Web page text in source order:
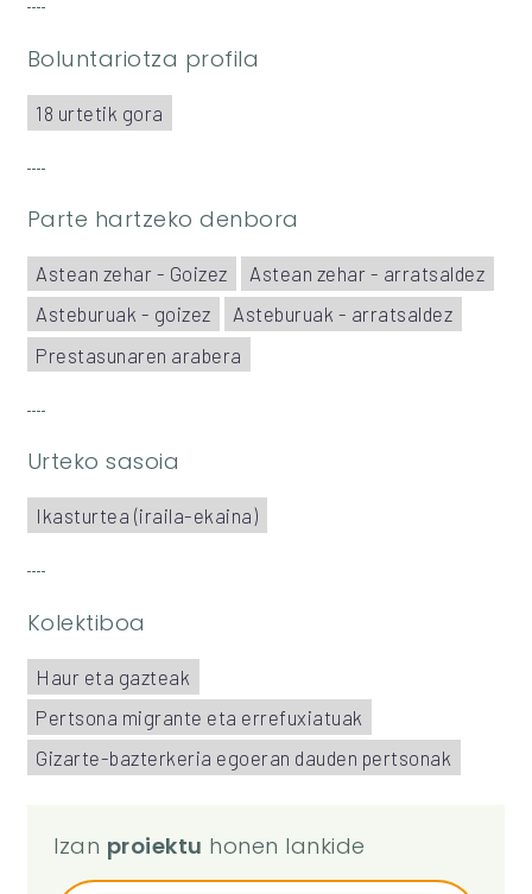
Boluntariotza profila
18 urtetik gora
Parte hartzeko denbora
Astean zehar - Goizez
Astean zehar - arratsaldez
Asteburuak - goizez
Asteburuak - arratsaldez
Prestasunaren arabera
Urteko sasoia
Ikasturtea (iraila-ekaina)
Kolektiboa
Haur eta gazteak
Pertsona migrante eta errefuxiatuak
Gizarte-bazterkeria egoeran dauden pertsonak
Izan proiektu honen lankide